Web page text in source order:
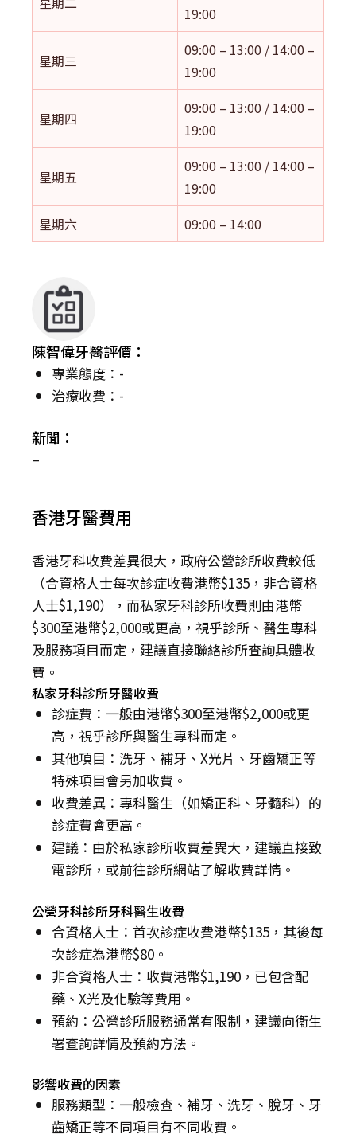
19:00
星期三
09:00 – 13:00 / 14:00 –
19:00
星期四
09:00 – 13:00 / 14:00 –
19:00
星期五
09:00 – 13:00 / 14:00 –
19:00
星期六
09:00 – 14:00
陳智偉牙醫評價：
專業態度：-
治療收費：-
新聞：
–
香港牙醫費用
香港牙科收費差異很大，政府公營診所收費較低
（合資格人士每次診症收費港幣$135，非合資格
人士$1,190），而私家牙科診所收費則由港幣
$300至港幣$2,000或更高，視乎診所、醫生專科
及服務項目而定，建議直接聯絡診所查詢具體收
費。
私家牙科診所牙醫收費
診症費：一般由港幣$300至港幣$2,000或更
高，視乎診所與醫生專科而定。
其他項目：洗牙、補牙、X光片、牙齒矯正等
特殊項目會另加收費。
收費差異：專科醫生（如矯正科、牙髓科）的
診症費會更高。
建議：由於私家診所收費差異大，建議直接致
電診所，或前往診所網站了解收費詳情。
公營牙科診所牙科醫生收費
合資格人士：首次診症收費港幣$135，其後每
次診症為港幣$80。
非合資格人士：收費港幣$1,190，已包含配
藥、X光及化驗等費用。
預約：公營診所服務通常有限制，建議向衞生
署查詢詳情及預約方法。
影響收費的因素
服務類型：一般檢查、補牙、洗牙、脫牙、牙
齒矯正等不同項目有不同收費。